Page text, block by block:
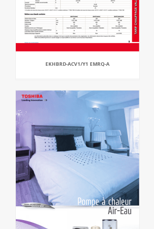
EKHBRD-ACV1/Y1 EMRQ-A